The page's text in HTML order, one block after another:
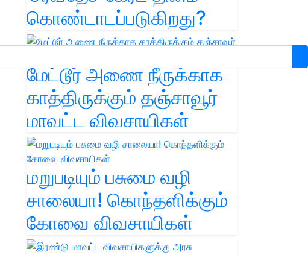
கொண்டாடப்படுகிறது?
மேட்டூர் அணை நீருக்காக
காத்திருக்கும் தஞ்சாவூர்
மாவட்ட விவசாயிகள்
மறுபடியும் பசுமை வழி
சாலையா! கொந்தளிக்கும்
கோவை விவசாயிகள்